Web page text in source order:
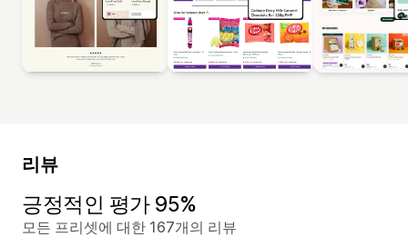
리뷰
긍정적인 평가 95%
모든 프리셋에 대한 167개의 리뷰